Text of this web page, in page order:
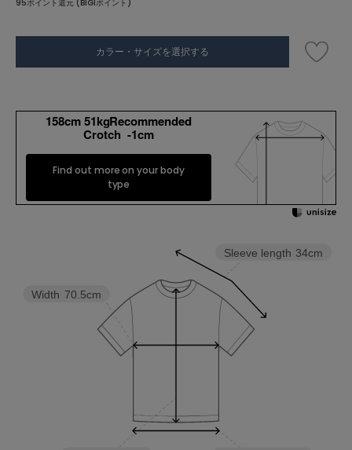
95ポイント還元 (BIGIポイント)
カラー・サイズを選択する
158cm 51kgRecommended
Crotch -1cm
Find out more on your body
type
Sleeve length 34cm
Width 70.5cm